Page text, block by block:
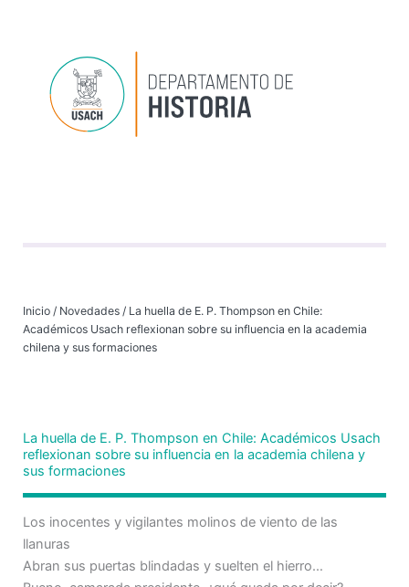
Inicio/ Novedades/ La huella de E. P. Thompson en Chile:
Académicos Usach reflexionan sobre su influencia en la academia
chilena y sus formaciones
La huella de E. P. Thompson en Chile: Académicos Usach
reflexionan sobre su influencia en la academia chilena y
sus formaciones
Los inocentes y vigilantes molinos de viento de las
llanuras
Abran sus puertas blindadas y suelten el hierro…